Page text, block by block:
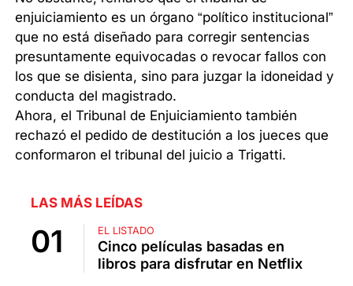
enjuiciamiento es un órgano “político institucional”
que no está diseñado para corregir sentencias
presuntamente equivocadas o revocar fallos con
los que se disienta, sino para juzgar la idoneidad y
conducta del magistrado.
Ahora, el Tribunal de Enjuiciamiento también
rechazó el pedido de destitución a los jueces que
conformaron el tribunal del juicio a Trigatti.
LAS MÁS LEÍDAS
EL LISTADO
Cinco películas basadas en
libros para disfrutar en Netflix